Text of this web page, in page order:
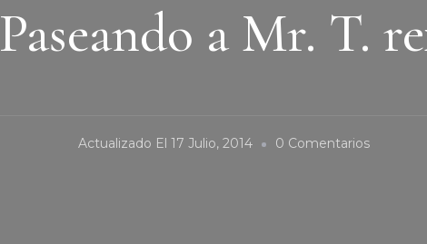
Paseando a Mr. T.
Actualizado El 17 Julio, 2014 0 ComentariosEn